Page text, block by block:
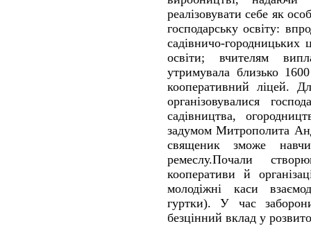
реалізовувати себе як
господарську освіту:
садівничо-городницьких
освіти; вчителям
утримувала близько
кооперативний ліцей.
організовувалися
садівництва,
задумом Митрополита
священик зможе
ремеслу.Почали
кооперативи й
молодіжні каси
гуртки). У час
безцінний вклад у